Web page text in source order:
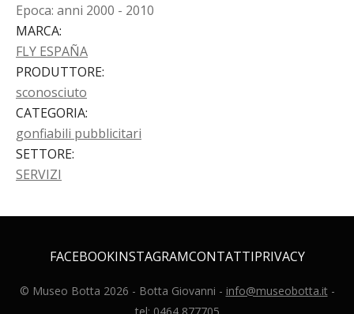
Epoca: anni 2000 - 2010
MARCA:
FLY ESPAÑA
PRODUTTORE:
sconosciuto
CATEGORIA:
gonfiabili pubblicitari
SETTORE:
SERVIZI
FACEBOOKINSTAGRAMCONTATTIPRIVACY
© Museo Botta 2026 - Botta Giovanni - info@museobotta.it-